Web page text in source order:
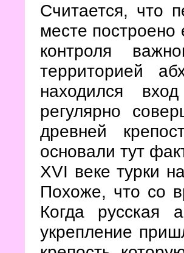
Считается, что
месте
контроля
территорией
находился
регулярно
древней
основали тут
XVI веке турки
Похоже, что со
Когда русская
укрепление